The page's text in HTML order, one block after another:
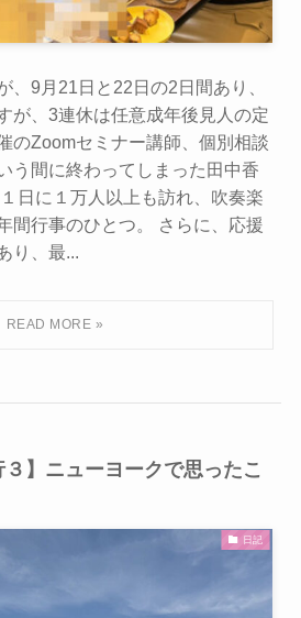
、9月21日と22日の2日間あり、
が、3連休は任意成年後見人の定
のZoomセミナー講師、個別相談
う間に終わってしまった田中香
日に１万人以上も訪れ、吹奏楽
間行事のひとつ。 さらに、応援
り、最...
３】ニューヨークで思ったこ
日記